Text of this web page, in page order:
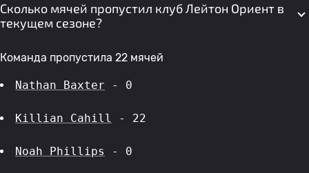
Сколько мячей пропустил клуб Лейтон Ориент в
текущем сезоне?
Команда пропустила 22 мячей
Nathan Baxter - 0
Killian Cahill - 22
Noah Phillips - 0